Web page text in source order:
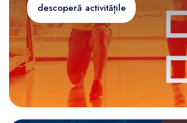
descoperă activitățile